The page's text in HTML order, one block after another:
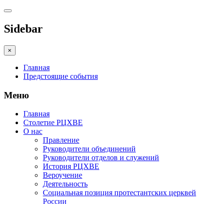
Sidebar
×
Главная
Предстоящие события
Меню
Главная
Столетие РЦХВЕ
О нас
Правление
Руководители объединений
Руководители отделов и служений
История РЦХВЕ
Вероучение
Деятельность
Социальная позиция протестантских церквей
России